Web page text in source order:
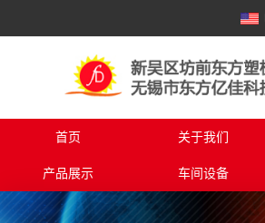
首页 关于我们
产品展示 车间设备